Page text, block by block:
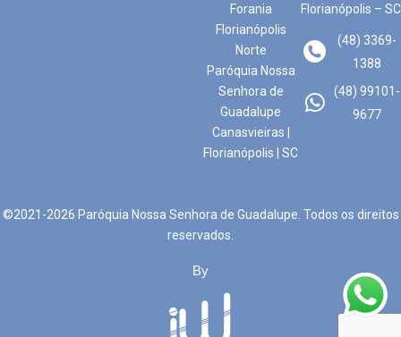
Forania
Florianópolis
Norte
Paróquia Nossa
Senhora de
Guadalupe
Canasvieiras |
Florianópolis | SC
Florianópolis – SC
(48) 3369-
1388
(48) 99101-
9677
©2021-2026 Paróquia Nossa Senhora de Guadalupe. Todos os direitos
reservados.
By